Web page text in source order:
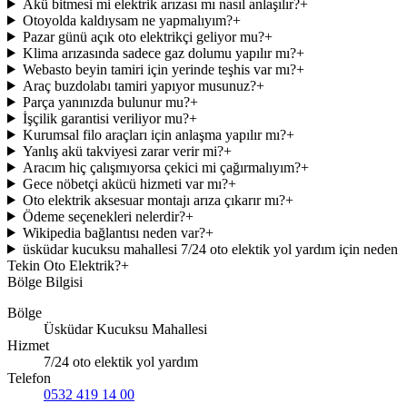
Akü bitmesi mi elektrik arızası mı nasıl anlaşılır?+
Otoyolda kaldıysam ne yapmalıyım?+
Pazar günü açık oto elektrikçi geliyor mu?+
Klima arızasında sadece gaz dolumu yapılır mı?+
Webasto beyin tamiri için yerinde teşhis var mı?+
Araç buzdolabı tamiri yapıyor musunuz?+
Parça yanınızda bulunur mu?+
İşçilik garantisi veriliyor mu?+
Kurumsal filo araçları için anlaşma yapılır mı?+
Yanlış akü takviyesi zarar verir mi?+
Aracım hiç çalışmıyorsa çekici mi çağırmalıyım?+
Gece nöbetçi akücü hizmeti var mı?+
Oto elektrik aksesuar montajı arıza çıkarır mı?+
Ödeme seçenekleri nelerdir?+
Wikipedia bağlantısı neden var?+
üsküdar kucuksu mahallesi 7/24 oto elektik yol yardım için neden
Tekin Oto Elektrik?+
Bölge Bilgisi
Bölge
Üsküdar Kucuksu Mahallesi
Hizmet
7/24 oto elektik yol yardım
Telefon
0532 419 14 00